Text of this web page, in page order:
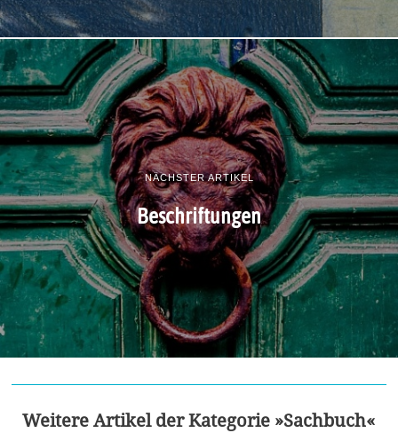
NÄCHSTER ARTIKEL
Beschriftungen
Weitere Artikel der Kategorie »Sachbuch«